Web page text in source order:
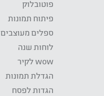
פוטובלוק
פיתוח תמונות
ספלים מעוצבים
לוחות שנה
wow לקיר
הגדלת תמונות
הגדות לפסח